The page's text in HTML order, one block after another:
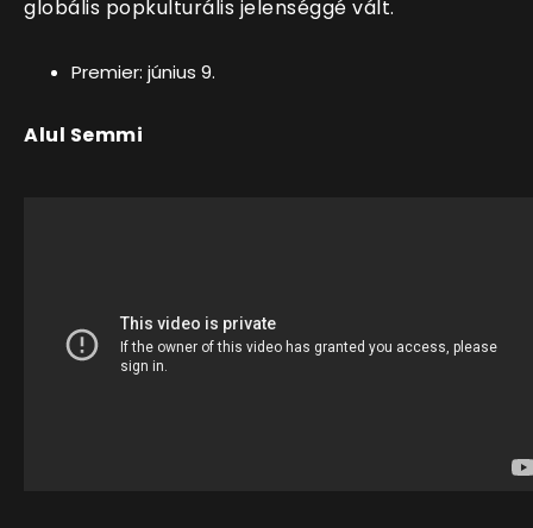
globális popkulturális jelenséggé vált.
Premier: június 9.
Alul Semmi